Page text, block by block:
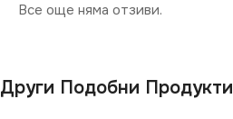
Все още няма отзиви.
Други Подобни Продукти